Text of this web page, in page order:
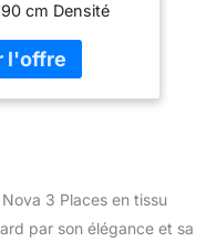
cm Densité
3 Places en tissu
par son élégance et sa